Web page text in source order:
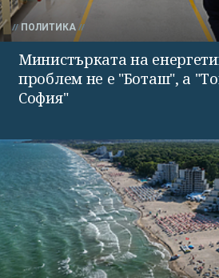
ПОЛИТИКА
Министърката на
проблем не е "Боташ", а
София"